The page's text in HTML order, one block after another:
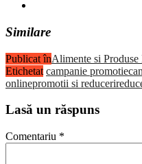
Similare
Publicat înAlimente si Produse
Etichetat campanie promotie
onlinepromotii si reduceri
Lasă un răspuns
Comentariu *